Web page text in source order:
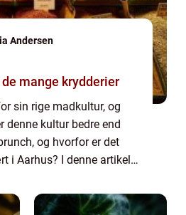
Andersen
mange krydderier
sin rige madkultur, og
denne kultur bedre end
og hvorfor er det
i Aarhus? I denne artikel
gør den u...